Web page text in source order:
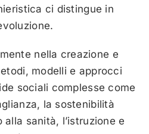
ci distingue in
nella creazione e
modelli e approcci
sociali complesse come
la sostenibilità
alla sanità, l’istruzione e